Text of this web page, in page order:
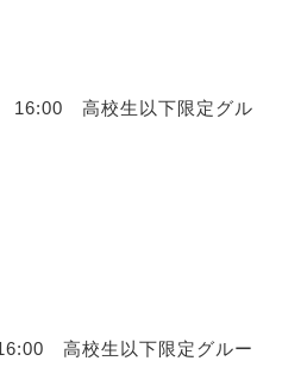
高校生以下限定グル
高校生以下限定グルー